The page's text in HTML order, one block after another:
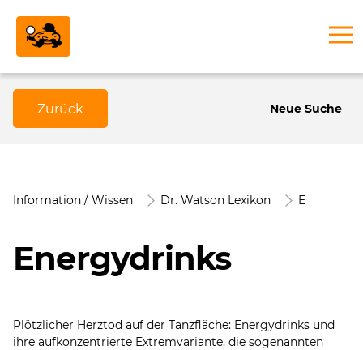
Zurück Neue Suche
Information / Wissen Dr. Watson Lexikon E
Energydrinks
Plötzlicher Herztod auf der Tanzfläche: Energydrinks und
ihre aufkonzentrierte Extremvariante, die sogenannten